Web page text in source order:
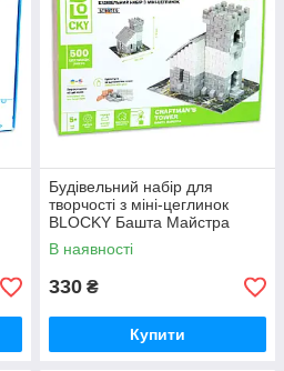
Будівельний набір для
творчості з міні-цеглинок
BLOCKY Башта Майстра
Strateg (31008)
В наявності
330 ₴
Купити